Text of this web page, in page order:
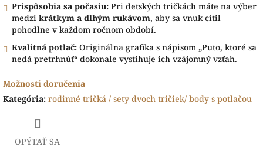
Prispôsobia sa počasiu: Pri detských tričkách máte na výber
medzi krátkym a dlhým rukávom, aby sa vnuk cítil
pohodlne v každom ročnom období.
Kvalitná potlač: Originálna grafika s nápisom „Puto, ktoré sa
nedá pretrhnúť“ dokonale vystihuje ich vzájomný vzťah.
Možnosti doručenia
Kategória: rodinné tričká / sety dvoch tričiek/ body s potlačou
OPÝTAŤ SA